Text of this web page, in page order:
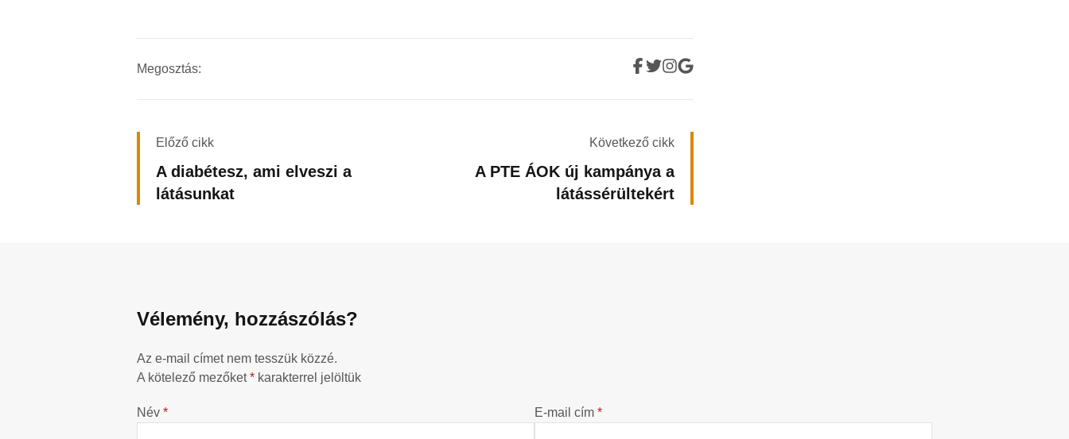
Megosztás:
Előző cikk
A diabétesz, ami elveszi a
látásunkat
Következő cikk
A PTE ÁOK új kampánya a
látássérültekért
Vélemény, hozzászólás?
Az e-mail címet nem tesszük közzé.
A kötelező mezőket* karakterrel jelöltük
Név * E-mail cím *